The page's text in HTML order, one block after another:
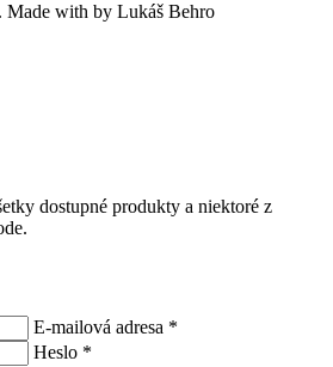
Made with by Lukáš Behro
dostupné produkty a niektoré z
E-mailová adresa *
Heslo *